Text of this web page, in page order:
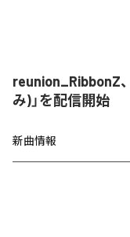
reunion_RibbonZ
み)」を配信開始
新曲情報